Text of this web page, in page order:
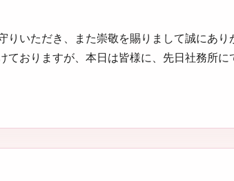
りいただき、また崇敬を賜りまして誠にあ
ておりますが、本日は皆様に、先日社務所